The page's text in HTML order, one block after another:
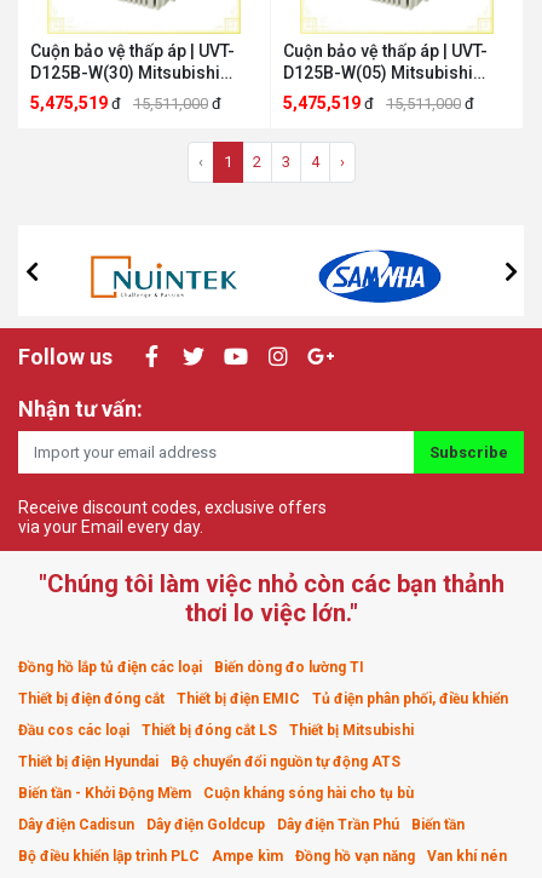
Cuộn bảo vệ thấp áp | UVT-
D125B-W(30) Mitsubishi
UVT-D125B-W(30)
5,475,519 đ 15,511,000 đ
Cuộn bảo vệ thấp áp | UVT-
D125B-W(05) Mitsubishi
UVT-D125B-W(05)
5,475,519 đ 15,511,000 đ
‹ 1 2 3 4 ›
Follow us
Nhận tư vấn:
Subscribe
Receive discount codes, exclusive offers
via your Email every day.
"Chúng tôi làm việc nhỏ còn các bạn thảnh
thơi lo việc lớn."
Đồng hồ lắp tủ điện các loại
Biến dòng đo lường TI
Thiết bị điện đóng cắt
Thiết bị điện EMIC
Tủ điện phân phối, điều khiển
Đầu cos các loại
Thiết bị đóng cắt LS
Thiết bị Mitsubishi
Thiết bị điện Hyundai
Bộ chuyển đổi nguồn tự động ATS
Biến tần - Khởi Động Mềm
Cuộn kháng sóng hài cho tụ bù
Dây điện Cadisun
Dây điện Goldcup Dây điện Trần Phú
Biến tần
Bộ điều khiển lập trình PLC
Ampe kìm Đồng hồ vạn năng Van khí nén